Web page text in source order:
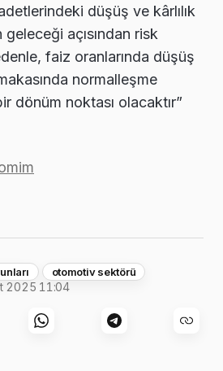
düşüş ve kârlılık
açısından risk
faiz oranlarında düşüş
normalleşme
dönüm noktası olacaktır”
otomotiv sektörü
2025 11:04